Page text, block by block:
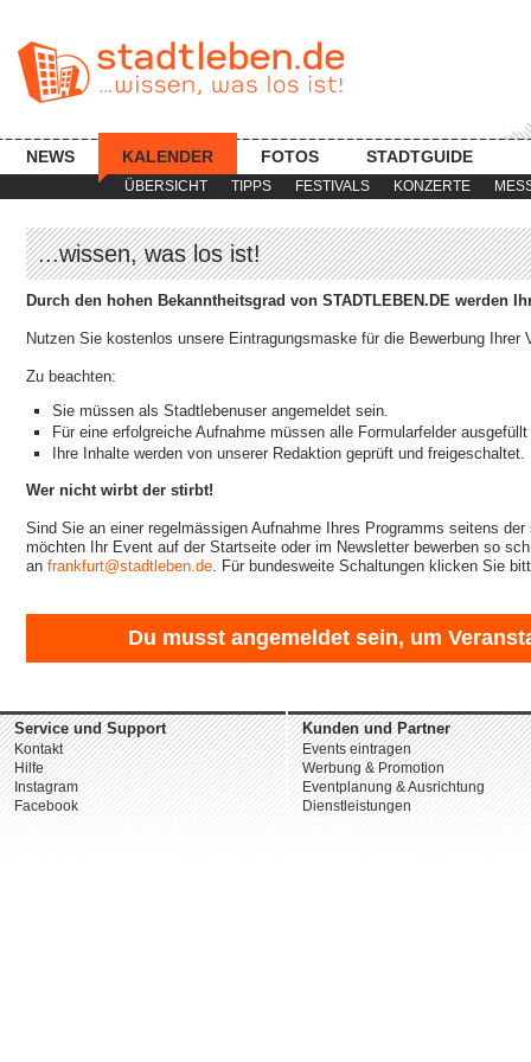
ÜBERSICHT TIPPS FESTIVALS KONZERTE
NEWS KALENDER FOTOS STADTGUIDE
...wissen, was los ist!
Durch den hohen Bekanntheitsgrad von STADTLEBEN.DE werden
Nutzen Sie kostenlos unsere Eintragungsmaske für die Bewerbung Ihrer
Zu beachten:
Sie müssen als Stadtlebenuser angemeldet sein.
Für eine erfolgreiche Aufnahme müssen alle Formularfelder ausgefüllt
Ihre Inhalte werden von unserer Redaktion geprüft und freigeschaltet.
Wer nicht wirbt der stirbt!
Sind Sie an einer regelmässigen Aufnahme Ihres Programms seitens
möchten Ihr Event auf der Startseite oder im Newsletter bewerben so
an frankfurt@stadtleben.de. Für bundesweite Schaltungen klicken Sie
Du musst angemeldet sein, um
Service und Support
Kontakt
Hilfe
Instagram
Facebook
Kunden und Partner
Events eintragen
Werbung & Promotion
Eventplanung & Ausrichtung
Dienstleistungen